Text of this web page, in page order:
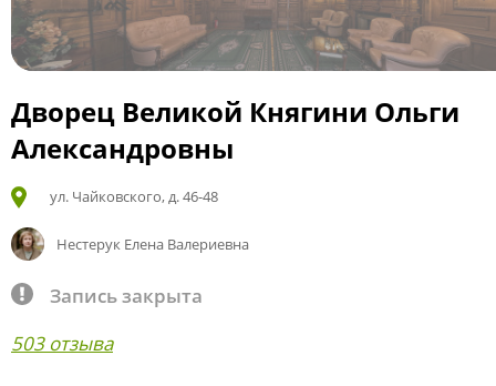
Дворец Великой Княгини Ольги
Александровны
ул. Чайковского, д. 46-48
Нестерук Елена Валериевна
Запись закрыта
503 отзыва